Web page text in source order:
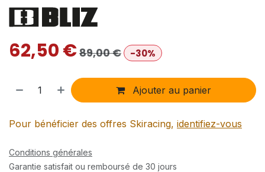
62,50€89,00€ -30%
Ajouter au panier
Pour bénéficier des offres Skiracing, identifiez-vous
Conditions générales
Garantie satisfait ou remboursé de 30 jours